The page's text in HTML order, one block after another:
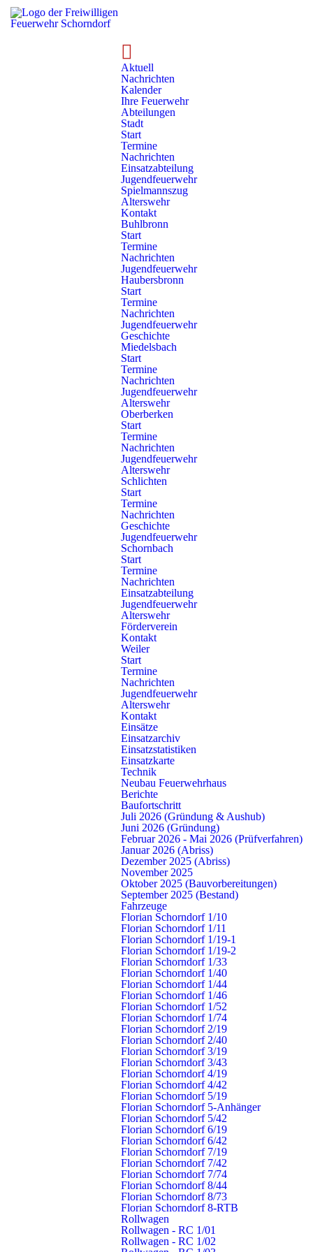
Aktuell
Nachrichten
Kalender
Ihre Feuerwehr
Abteilungen
Stadt
Start
Termine
Nachrichten
Einsatzabteilung
Jugendfeuerwehr
Spielmannszug
Alterswehr
Kontakt
Buhlbronn
Start
Termine
Nachrichten
Jugendfeuerwehr
Haubersbronn
Start
Termine
Nachrichten
Jugendfeuerwehr
Geschichte
Miedelsbach
Start
Termine
Nachrichten
Jugendfeuerwehr
Alterswehr
Oberberken
Start
Termine
Nachrichten
Jugendfeuerwehr
Alterswehr
Schlichten
Start
Termine
Nachrichten
Geschichte
Jugendfeuerwehr
Schornbach
Start
Termine
Nachrichten
Einsatzabteilung
Jugendfeuerwehr
Alterswehr
Förderverein
Kontakt
Weiler
Start
Termine
Nachrichten
Jugendfeuerwehr
Alterswehr
Kontakt
Einsätze
Einsatzarchiv
Einsatzstatistiken
Einsatzkarte
Technik
Neubau Feuerwehrhaus
Berichte
Baufortschritt
Juli 2026 (Gründung & Aushub)
Juni 2026 (Gründung)
Februar 2026 - Mai 2026 (Prüfverfahren)
Januar 2026 (Abriss)
Dezember 2025 (Abriss)
November 2025
Oktober 2025 (Bauvorbereitungen)
September 2025 (Bestand)
Fahrzeuge
Florian Schorndorf 1/10
Florian Schorndorf 1/11
Florian Schorndorf 1/19-1
Florian Schorndorf 1/19-2
Florian Schorndorf 1/33
Florian Schorndorf 1/40
Florian Schorndorf 1/44
Florian Schorndorf 1/46
Florian Schorndorf 1/52
Florian Schorndorf 1/74
Florian Schorndorf 2/19
Florian Schorndorf 2/40
Florian Schorndorf 3/19
Florian Schorndorf 3/43
Florian Schorndorf 4/19
Florian Schorndorf 4/42
Florian Schorndorf 5/19
Florian Schorndorf 5-Anhänger
Florian Schorndorf 5/42
Florian Schorndorf 6/19
Florian Schorndorf 6/42
Florian Schorndorf 7/19
Florian Schorndorf 7/42
Florian Schorndorf 7/74
Florian Schorndorf 8/44
Florian Schorndorf 8/73
Florian Schorndorf 8-RTB
Rollwagen
Rollwagen - RC 1/01
Rollwagen - RC 1/02
Neubau Feuerwehrhaus
Dezember 2025 (Abriss)
Monatsrückblick:
Anlieferung des Baggers
Abriss der Feuerwache 2
Teilabriss der Feuerwache 1 (Querbau)
zur Neubauübersicht
Baufortschritt
Juli 2026 (Gründung & Aushub)
Juni 2026 (Gründung)
Februar 2026 - Mai 2026 (Prüfverfahren)
Dezember 2025 (Abriss)
Oktober 2025 (Bauvorbereitungen)
September 2025 (Bestand)
Freiwillige Feuerwehr Schorndorf
Künkelinstraße 9, 73614 Schorndorf
info@feuerwehr-schorndorf.de
Schnell gefunden
Einsätze
Nachrichten
Termine
Warn- & Infodienste
Fragen & Antworten
Pressestelle
Schorndorf – Die Daimlerstadt
Schorndorf ist eine Große Kreisstadt mit rund 40.000 Einwohnern.
Sie liegt 20 Kilometer südöstlich von Stuttgart in Baden-
Württemberg. Im Jahr 1834 kam hier Gottlieb Daimler, der Erfinder
des »leichten, schnelllaufenden Benzinmotors« zur Welt. Deshalb
wird unsere Stadt auch als die »Daimlerstadt« bezeichnet.